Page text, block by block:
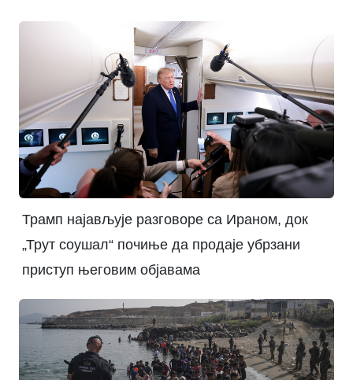
Трамп најављује разговоре са Ираном, док
„Трут соушал“ почиње да продаје убрзани
приступ његовим објавама